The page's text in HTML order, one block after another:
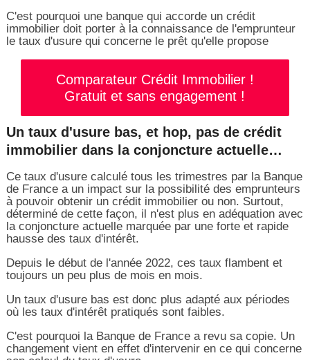
C'est pourquoi une banque qui accorde un crédit
immobilier doit porter à la connaissance de l'emprunteur
le taux d'usure qui concerne le prêt qu'elle propose
Comparateur Crédit Immobilier !
Gratuit et sans engagement !
Un taux d'usure bas, et hop, pas de crédit
immobilier dans la conjoncture actuelle…
Ce taux d'usure calculé tous les trimestres par la Banque
de France a un impact sur la possibilité des emprunteurs
à pouvoir obtenir un crédit immobilier ou non. Surtout,
déterminé de cette façon, il n'est plus en adéquation avec
la conjoncture actuelle marquée par une forte et rapide
hausse des taux d'intérêt.
Depuis le début de l'année 2022, ces taux flambent et
toujours un peu plus de mois en mois.
Un taux d'usure bas est donc plus adapté aux périodes
où les taux d'intérêt pratiqués sont faibles.
C'est pourquoi la Banque de France a revu sa copie. Un
changement vient en effet d'intervenir en ce qui concerne